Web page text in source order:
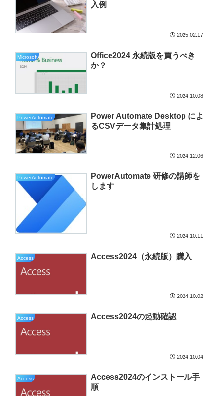
入例
2025.02.17
Microsoft
Office2024 永続版を買うべき
か？
2024.10.08
PowerAutomate
Power Automate Desktop によ
るCSVデータ集計処理
2024.12.06
PowerAutomate
PowerAutomate 研修の講師を
します
2024.10.11
Access Access2024（永続版）購入
2024.10.02
Access Access2024の起動確認
2024.10.04
Access
Access2024のインストール手
順